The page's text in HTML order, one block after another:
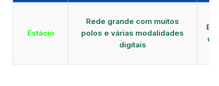
Estácio
Rede grande com muitos
polos e várias modalidades
digitais
de